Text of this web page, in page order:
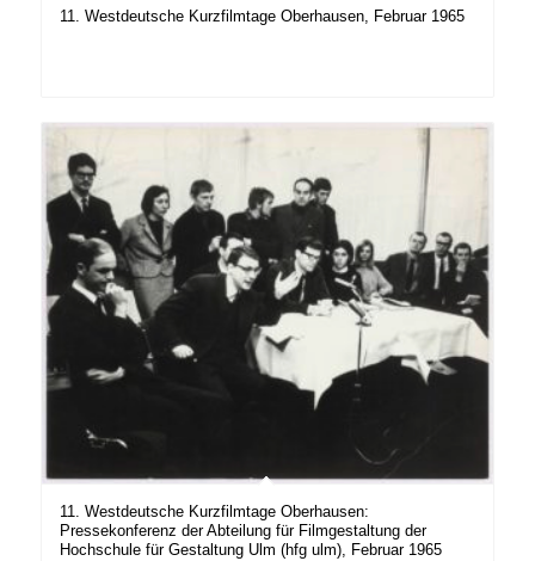
11. Westdeutsche Kurzfilmtage Oberhausen, Februar 1965
11. Westdeutsche Kurzfilmtage Oberhausen:
Pressekonferenz der Abteilung für Filmgestaltung der
Hochschule für Gestaltung Ulm (hfg ulm), Februar 1965